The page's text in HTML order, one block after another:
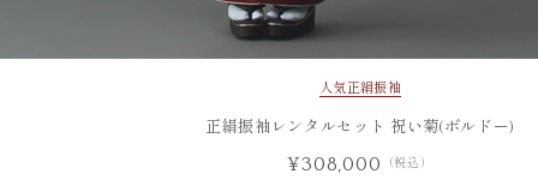
人気 正絹振袖
正絹振袖レンタルセット 祝い菊(ボルドー)
¥308,000 （税込）